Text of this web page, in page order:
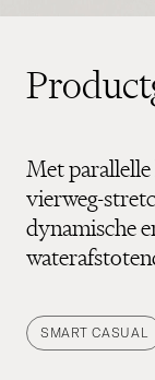
Met
vierweg-
dynamische
SMART CASUAL